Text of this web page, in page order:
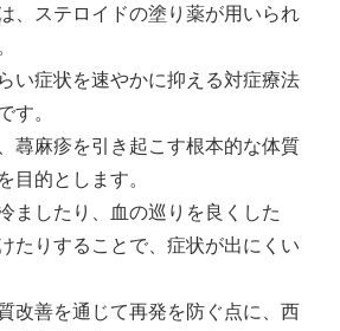
、ステロイドの塗り薬が用いられ
い症状を速やかに抑える対症療法
す。
蕁麻疹を引き起こす根本的な体質
目的とします。
ましたり、血の巡りを良くした
たりすることで、症状が出にくい
改善を通じて再発を防ぐ点に、西